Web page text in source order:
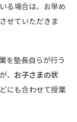
る場合は、お早め
せていただきま
を塾長自らが行う
、 お子さまの状
にも合わせて授業